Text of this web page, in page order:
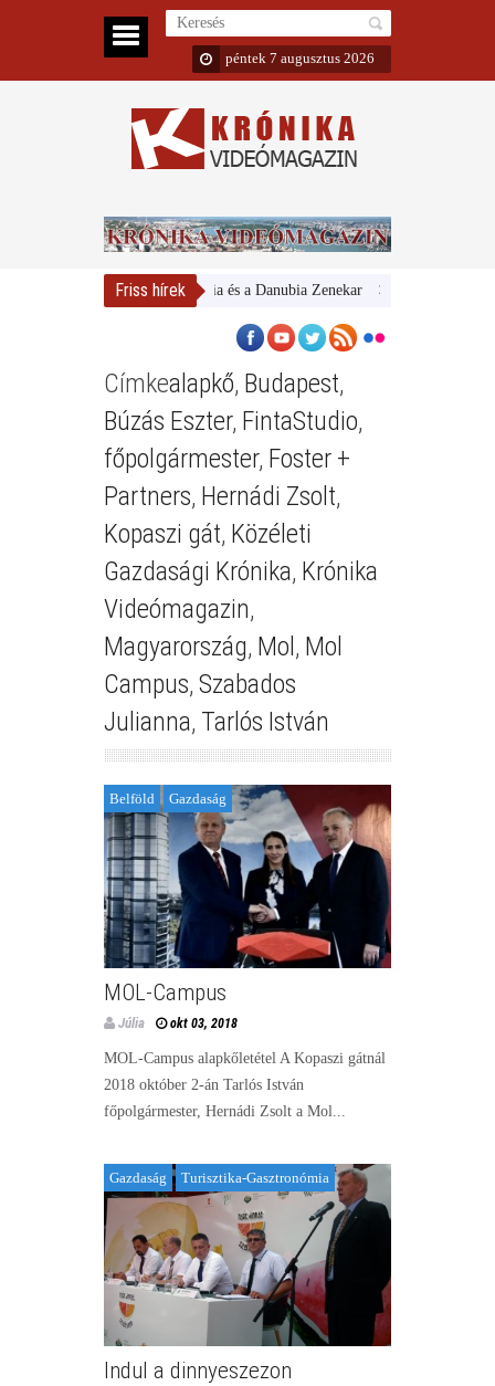
péntek 7 augusztus 2026
Friss hírek
Magyar Nemzeti Galéria és a Danubia Zenekar Bemutatta 2024/
Címkealapkő, Budapest,
Búzás Eszter, FintaStudio,
főpolgármester, Foster +
Partners, Hernádi Zsolt,
Kopaszi gát, Közéleti
Gazdasági Krónika, Krónika
Videómagazin,
Magyarország, Mol , Mol
Campus, Szabados
Julianna, Tarlós István
Belföld Gazdaság
MOL-Campus
Júlia okt 03, 2018
MOL-Campus alapkőletétel A Kopaszi gátnál
2018 október 2-án Tarlós István
főpolgármester, Hernádi Zsolt a Mol...
Gazdaság Turisztika-Gasztronómia
Indul a dinnyeszezon